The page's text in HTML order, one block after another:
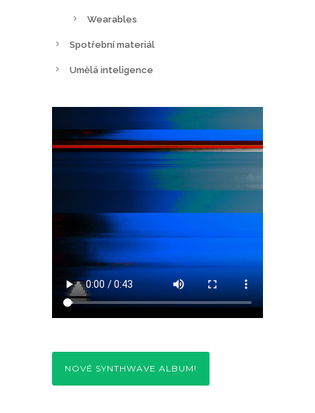
Wearables
Spotřební materiál
Umělá inteligence
NOVÉ SYNTHWAVE ALBUM!